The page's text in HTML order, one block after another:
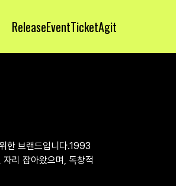
ReleaseEventTicketAgit
한 브랜드입니다.1993
리 잡아왔으며, 독창적